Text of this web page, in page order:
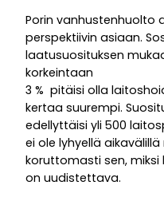
Porin vanhustenhuolto
perspektiivin asiaan.
laatusuosituksen
korkeintaan
3 % pitäisi olla
kertaa suurempi.
edellyttäisi yli 500
ei ole lyhyellä
koruttomasti sen,
on uudistettava.